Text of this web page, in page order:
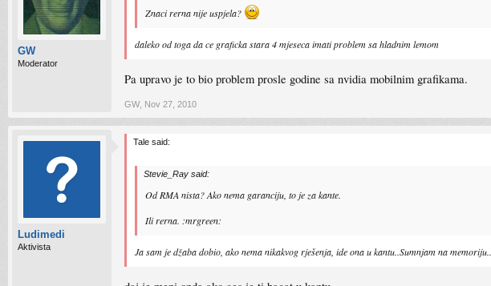
GW
Moderator
Znaci rerna nije uspjela?
daleko od toga da ce graficka stara 4 mjeseca imati problem sa hladnim lemom
Pa upravo je to bio problem prosle godine sa nvidia mobilnim grafikama.
GW Nov 27, 2010
Ludimedi
Aktivista
Tale said:
Stevie_Ray said:
Od RMA nista? Ako nema garanciju, to je za kante.
Ili rerna. :mrgreen:
Ja sam je džaba dobio, ako nema nikakvog rješenja, ide ona u kantu..Sumnjam na memoriju..